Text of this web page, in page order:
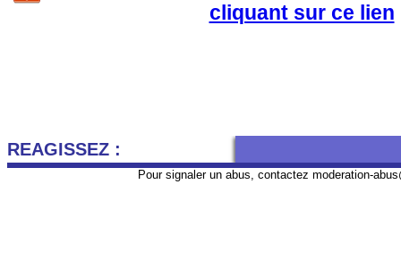
cliquant sur ce lien
REAGISSEZ :
Pour signaler un abus, contactez moderation-